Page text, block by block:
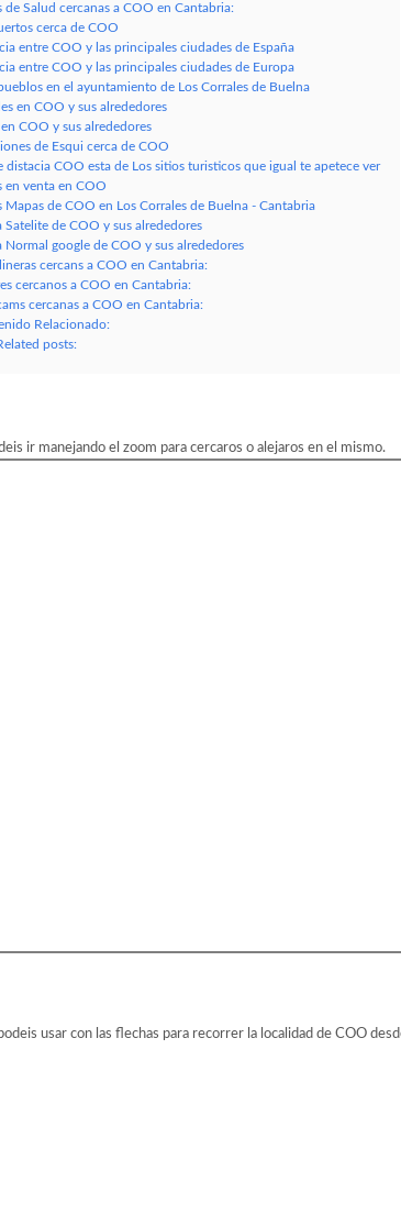
de Salud cercanas a COO en Cantabria:
cerca de COO
entre COO y las principales ciudades de España
entre COO y las principales ciudades de Europa
en el ayuntamiento de Los Corrales de Buelna
en COO y sus alrededores
COO y sus alrededores
de Esqui cerca de COO
distacia COO esta de Los sitios turisticos que igual te apetece ver
en venta en COO
Mapas de COO en Los Corrales de Buelna - Cantabria
Satelite de COO y sus alrededores
Normal google de COO y sus alrededores
cercans a COO en Cantabria:
cercanos a COO en Cantabria:
cercanas a COO en Cantabria:
Relacionado:
posts:
ir manejando el zoom para cercaros o alejaros en el mismo.
usar con las flechas para recorrer la localidad de COO